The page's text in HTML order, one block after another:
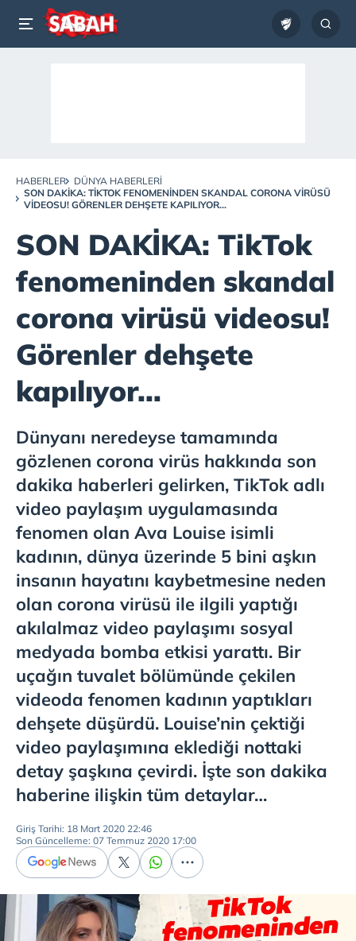
HABERLER
DÜNYA HABERLERI
SON DAKİKA: TIKTOK FENOMENINDEN SKANDAL CORONA VIRÜSÜ
VIDEOSU! GÖRENLER DEHŞETE KAPILIYOR...
SON DAKİKA: TikTok
fenomeninden skandal
corona virüsü videosu!
Görenler dehşete
kapılıyor...
Dünyanı neredeyse tamamında
gözlenen corona virüs hakkında son
dakika haberleri gelirken, TikTok adlı
video paylaşım uygulamasında
fenomen olan Ava Louise isimli
kadının, dünya üzerinde 5 bini aşkın
insanın hayatını kaybetmesine neden
olan corona virüsü ile ilgili yaptığı
akılalmaz video paylaşımı sosyal
medyada bomba etkisi yarattı. Bir
uçağın tuvalet bölümünde çekilen
videoda fenomen kadının yaptıkları
dehşete düşürdü. Louise’nin çektiği
video paylaşımına eklediği nottaki
detay şaşkına çevirdi. İşte son dakika
haberine ilişkin tüm detaylar…
Giriş Tarihi: 18 Mart 2020 22:46
Son Güncelleme: 07 Temmuz 2020 17:00